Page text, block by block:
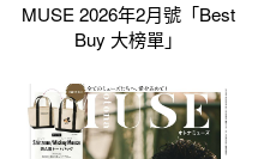
MUSE 2026年2月號「Best
Buy 大榜單」